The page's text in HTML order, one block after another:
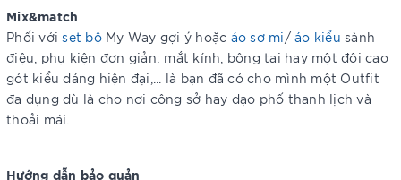
Mix&match
Phối vớiset bộMy Way gợi ý hoặc áo sơ mi/ áo kiểu sành
điệu, phụ kiện đơn giản: mắt kính, bông tai hay một đôi cao
gót kiểu dáng hiện đại,... là bạn đã có cho mình một Outfit
đa dụng dù là cho nơi công sở hay dạo phố thanh lịch và
thoải mái.
Hướng dẫn bảo quản